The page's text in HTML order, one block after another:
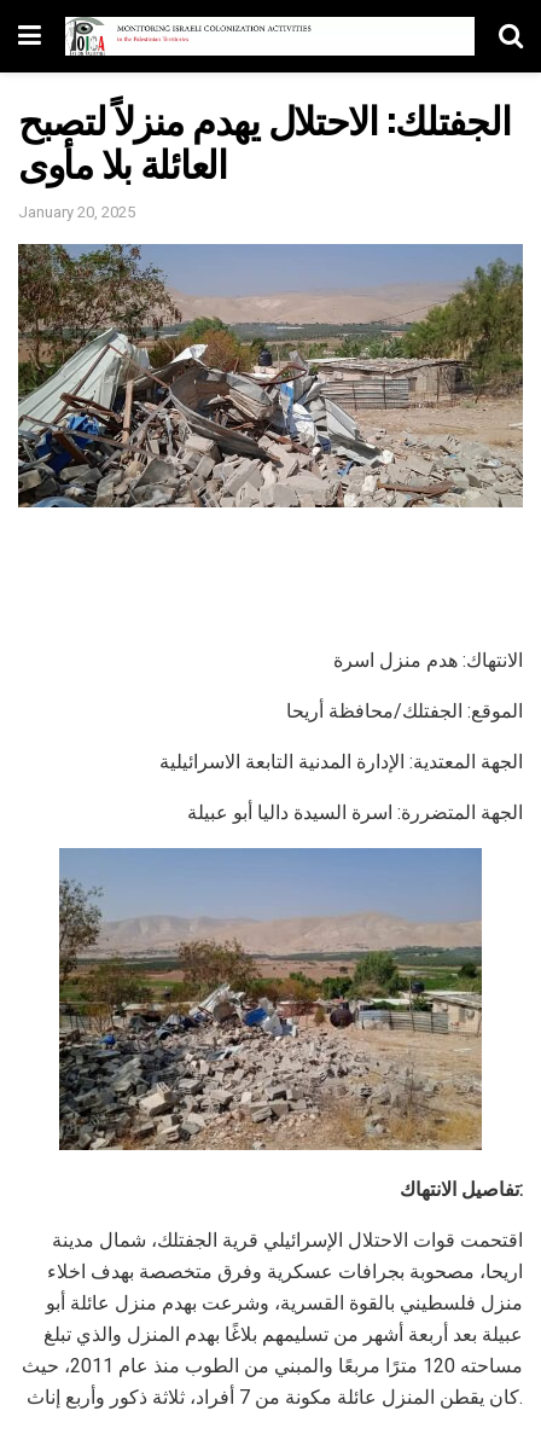
الجفتلك: الاحتلال يهدم منزلاً لتصبح
العائلة بلا مأوى
January 20, 2025
الانتهاك: هدم منزل اسرة
الموقع: الجفتلك/محافظة أريحا
الجهة المعتدية: الإدارة المدنية التابعة الاسرائيلية
الجهة المتضررة: اسرة السيدة داليا أبو عبيلة
تفاصيل الانتهاك:
اقتحمت قوات الاحتلال الإسرائيلي قرية الجفتلك، شمال مدينة
اريحا، مصحوبة بجرافات عسكرية وفرق متخصصة بهدف اخلاء
منزل فلسطيني بالقوة القسرية، وشرعت بهدم منزل عائلة أبو
عبيلة بعد أربعة أشهر من تسليمهم بلاغًا بهدم المنزل والذي تبلغ
مساحته 120 مترًا مربعًا والمبني من الطوب منذ عام 2011، حيث
كان يقطن المنزل عائلة مكونة من 7 أفراد، ثلاثة ذكور وأربع إناث.